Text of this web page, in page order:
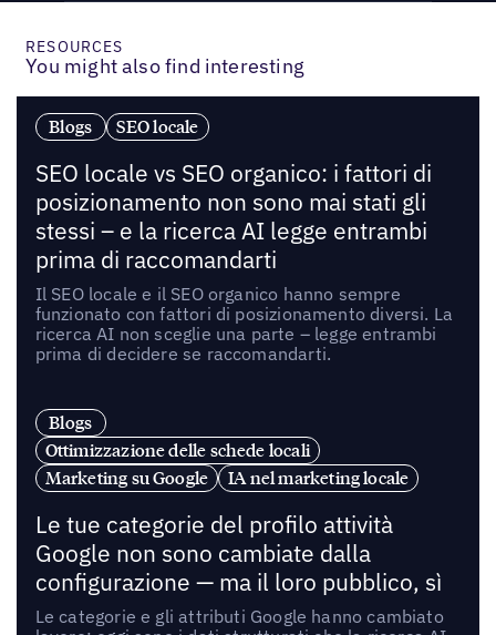
RESOURCES
You might also find interesting
Blogs SEO locale
SEO locale vs SEO organico: i fattori di
posizionamento non sono mai stati gli
stessi – e la ricerca AI legge entrambi
prima di raccomandarti
Il SEO locale e il SEO organico hanno sempre
funzionato con fattori di posizionamento diversi. La
ricerca AI non sceglie una parte – legge entrambi
prima di decidere se raccomandarti.
Blogs
Ottimizzazione delle schede locali
Marketing su Google
IA nel marketing locale
Le tue categorie del profilo attività
Google non sono cambiate dalla
configurazione — ma il loro pubblico, sì
Le categorie e gli attributi Google hanno cambiato